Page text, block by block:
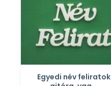
Egyedi név feliratok